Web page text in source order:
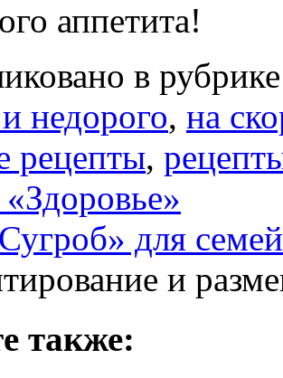
аппетита!
в
недорого, на
рецепты,
для
и
также: